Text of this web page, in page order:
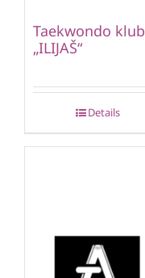
Taekwondo klub
„ILIJAŠ“
Details